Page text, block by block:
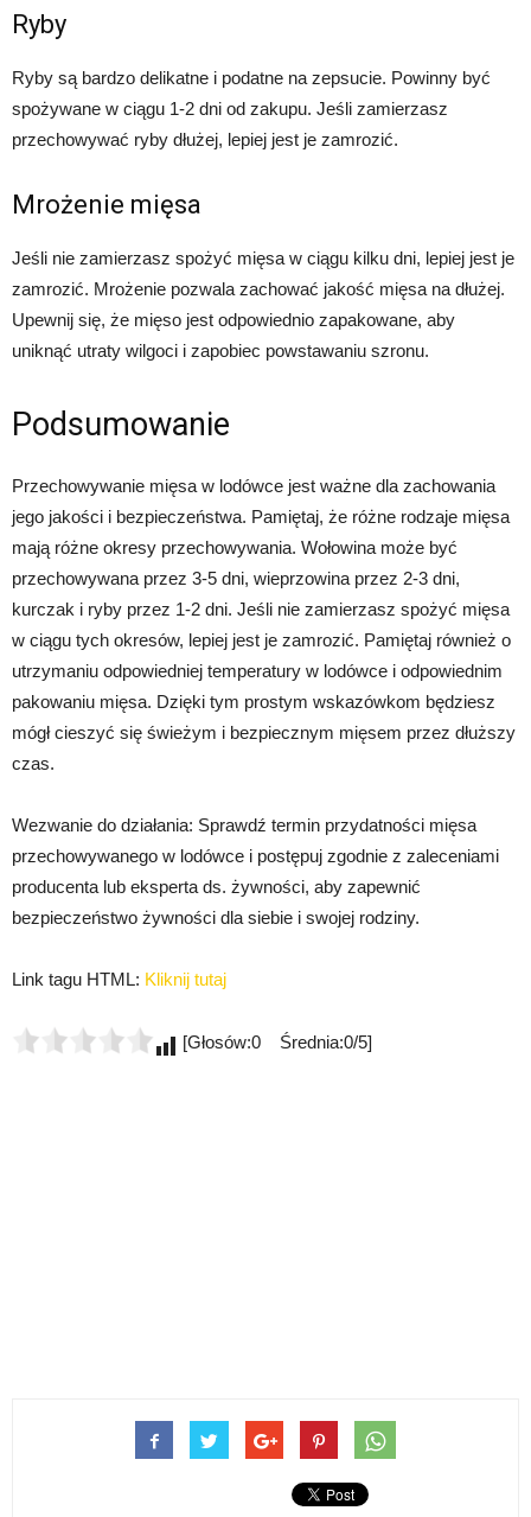
Ryby
Ryby są bardzo delikatne i podatne na zepsucie. Powinny być
spożywane w ciągu 1-2 dni od zakupu. Jeśli zamierzasz
przechowywać ryby dłużej, lepiej jest je zamrozić.
Mrożenie mięsa
Jeśli nie zamierzasz spożyć mięsa w ciągu kilku dni, lepiej jest je
zamrozić. Mrożenie pozwala zachować jakość mięsa na dłużej.
Upewnij się, że mięso jest odpowiednio zapakowane, aby
uniknąć utraty wilgoci i zapobiec powstawaniu szronu.
Podsumowanie
Przechowywanie mięsa w lodówce jest ważne dla zachowania
jego jakości i bezpieczeństwa. Pamiętaj, że różne rodzaje mięsa
mają różne okresy przechowywania. Wołowina może być
przechowywana przez 3-5 dni, wieprzowina przez 2-3 dni,
kurczak i ryby przez 1-2 dni. Jeśli nie zamierzasz spożyć mięsa
w ciągu tych okresów, lepiej jest je zamrozić. Pamiętaj również o
utrzymaniu odpowiedniej temperatury w lodówce i odpowiednim
pakowaniu mięsa. Dzięki tym prostym wskazówkom będziesz
mógł cieszyć się świeżym i bezpiecznym mięsem przez dłuższy
czas.
Wezwanie do działania: Sprawdź termin przydatności mięsa
przechowywanego w lodówce i postępuj zgodnie z zaleceniami
producenta lub eksperta ds. żywności, aby zapewnić
bezpieczeństwo żywności dla siebie i swojej rodziny.
Link tagu HTML: Kliknij tutaj
[Głosów:0 Średnia:0/5]